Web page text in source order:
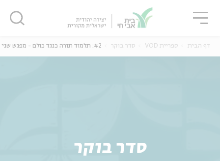
סדר בוקר
דף הבית ספריית VOD סדר בוקר #2: תלמוד תורה כנגד כולם - מפגש שני
סגור